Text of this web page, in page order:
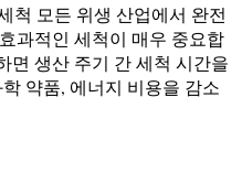
척 모든 위생 산업에서 완전
과적인 세척이 매우 중요합
면 생산 주기 간 세척 시간을
약품, 에너지 비용을 감소